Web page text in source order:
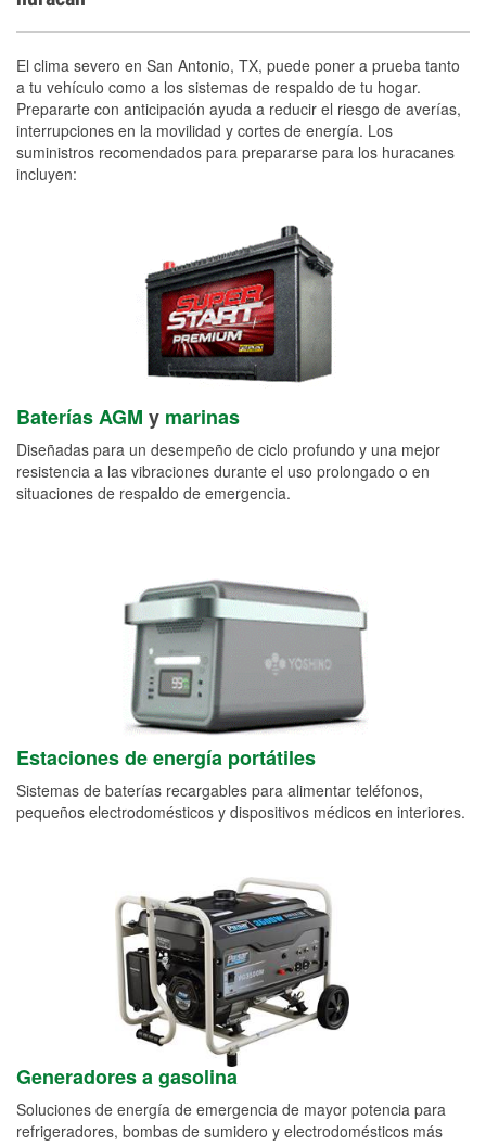
El clima severo en San Antonio, TX, puede poner a prueba tanto
a tu vehículo como a los sistemas de respaldo de tu hogar.
Prepararte con anticipación ayuda a reducir el riesgo de averías,
interrupciones en la movilidad y cortes de energía. Los
suministros recomendados para prepararse para los huracanes
incluyen:
Baterías AGM y marinas
Diseñadas para un desempeño de ciclo profundo y una mejor
resistencia a las vibraciones durante el uso prolongado o en
situaciones de respaldo de emergencia.
Estaciones de energía portátiles
Sistemas de baterías recargables para alimentar teléfonos,
pequeños electrodomésticos y dispositivos médicos en interiores.
Generadores a gasolina
Soluciones de energía de emergencia de mayor potencia para
refrigeradores, bombas de sumidero y electrodomésticos más